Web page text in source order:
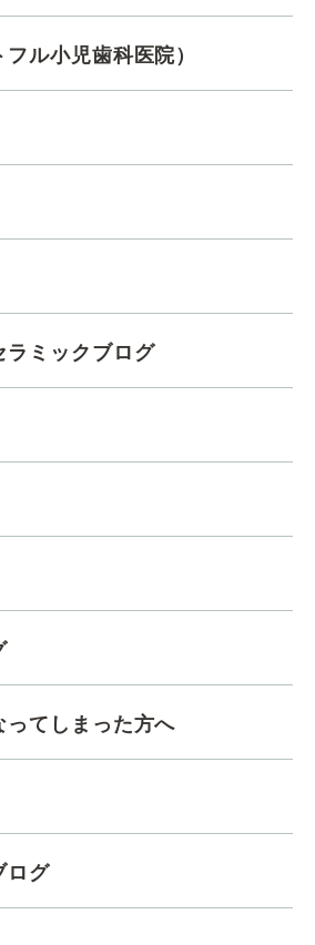
ル小児歯科医院）
ラミックブログ
ってしまった方へ
ログ